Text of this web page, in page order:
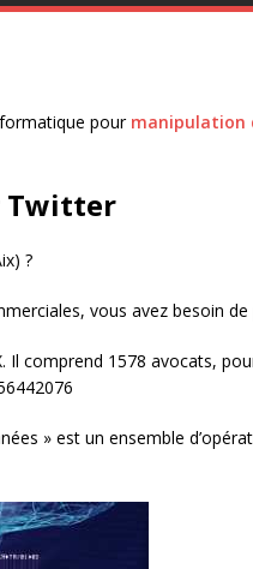
pour manipulation
Twitter
?
vous avez besoin
comprend 1578 avocats,
» est un ensemble